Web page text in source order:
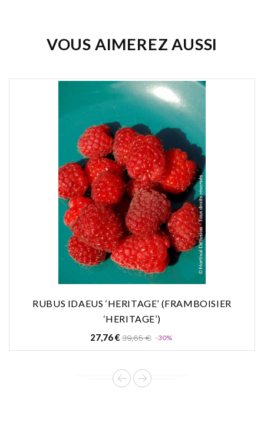
VOUS AIMEREZ AUSSI
RUBUS IDAEUS ‘HERITAGE’ (FRAMBOISIER
‘HERITAGE’)
27,76 €Prix
39,65 € -30%